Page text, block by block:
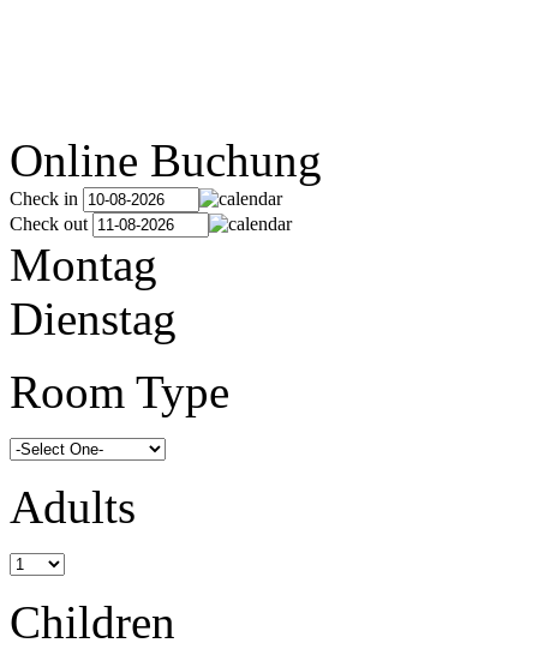
Online Buchung
Check in
Check out
Montag
Dienstag
Room Type
Adults
Children